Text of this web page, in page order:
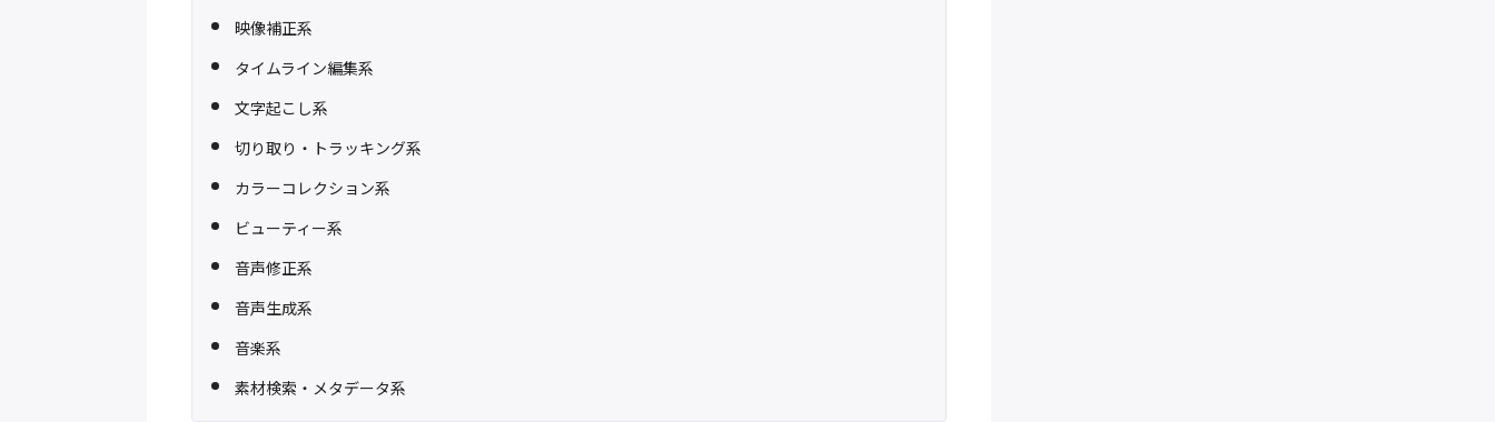
映像補正系
タイムライン編集系
文字起こし系
切り取り・トラッキング系
カラーコレクション系
ビューティー系
音声修正系
音声生成系
音楽系
素材検索・メタデータ系